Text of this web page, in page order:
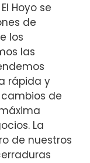
Hoyo se
de
los
las
rápida y
de
La
de nuestros